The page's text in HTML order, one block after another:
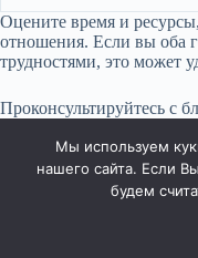
Оцените время и
отношения. Если вы оба
трудностями, это может
Проконсультируйтесь с
Внешний взгляд может
другим углом.
Примите решение на
Задайте себе вопросы:
Мы используем
нашего сайта. Если
будем